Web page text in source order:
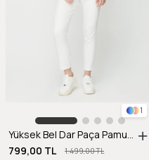
1
799,00 TL
1.499,00 TL